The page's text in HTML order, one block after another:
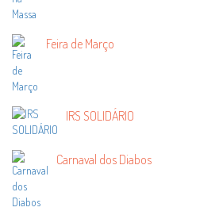
Feira de Março
IRS SOLIDÁRIO
Carnaval dos Diabos